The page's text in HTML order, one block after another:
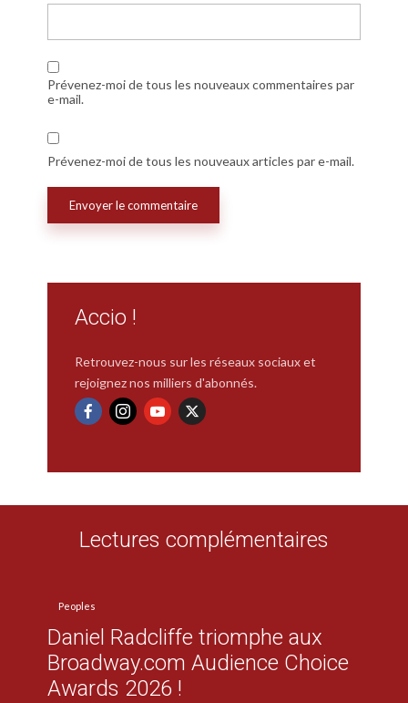
Prévenez-moi de tous les nouveaux commentaires par
e-mail.
Prévenez-moi de tous les nouveaux articles par e-mail.
Accio !
Retrouvez-nous sur les réseaux sociaux et
rejoignez nos milliers d'abonnés.
Lectures complémentaires
Peoples
Daniel Radcliffe triomphe aux
Broadway.com Audience Choice
Awards 2026 !